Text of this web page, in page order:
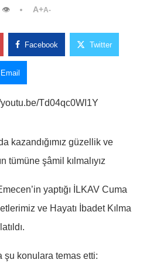
👁 A+A-
Facebook Twitter
Email
youtu.be/Td04qc0WI1Y
kazandığımız güzellik ve
tümüne şâmil kılmalıyız
yaptığı İLKAV Cuma
ve Hayatı İbadet Kılma
şu konulara temas etti: